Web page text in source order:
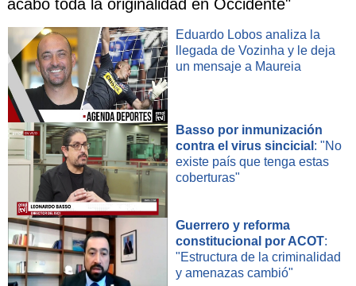
acabó toda la originalidad en Occidente"
Eduardo Lobos analiza la
llegada de Vozinha y le deja
un mensaje a Maureia
Basso por inmunización
contra el virus sincicial : "No
existe país que tenga estas
coberturas"
Guerrero y reforma
constitucional por ACOT:
"Estructura de la criminalidad
y amenazas cambió"